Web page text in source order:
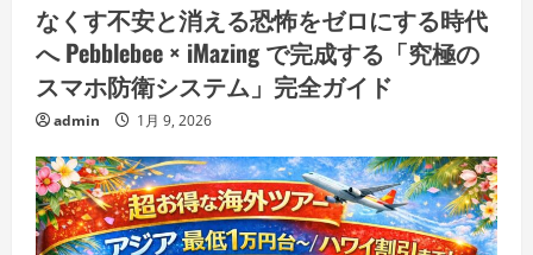
なくす不安と消える恐怖をゼロにする時代
へ Pebblebee × iMazing で完成する「究極の
スマホ防衛システム」完全ガイド
admin 1月 9, 2026